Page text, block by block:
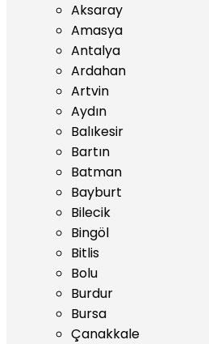
Aksaray
Amasya
Antalya
Ardahan
Artvin
Aydın
Balıkesir
Bartın
Batman
Bayburt
Bilecik
Bingöl
Bitlis
Bolu
Burdur
Bursa
Çanakkale